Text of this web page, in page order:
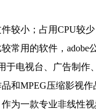
小；占用CPU较少
常用的软件，adobe
于电视台、广告制
和MPEG压缩影视
为一款专业非线性